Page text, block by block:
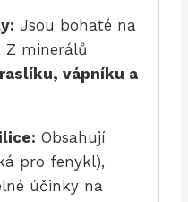
Jsou bohaté na
Z minerálů
vápníku a
Obsahují
pro fenykl),
účinky na